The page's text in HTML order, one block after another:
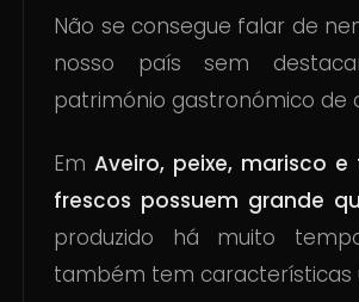
Não se consegue falar de
nosso país sem
património gastronómico de
Em Aveiro, peixe, marisco
frescos possuem grande
produzido há muito
também tem características